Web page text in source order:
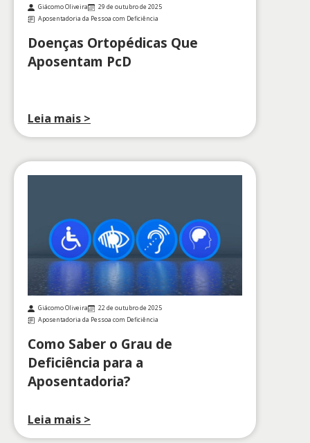
Giácomo Oliveira
29 de outubro de 2025
Aposentadoria da Pessoa com Deficiência
Doenças Ortopédicas Que
Aposentam PcD
Leia mais >
Giácomo Oliveira
22 de outubro de 2025
Aposentadoria da Pessoa com Deficiência
Como Saber o Grau de
Deficiência para a
Aposentadoria?
Leia mais >